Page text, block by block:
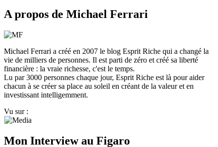
A propos de Michael Ferrari
Michael Ferrari a créé en 2007 le blog Esprit Riche qui a changé la
vie de milliers de personnes. Il est parti de zéro et créé sa liberté
financière : la vraie richesse, c'est le temps.
Lu par 3000 personnes chaque jour, Esprit Riche est là pour aider
chacun à se créer sa place au soleil en créant de la valeur et en
investissant intelligemment.
Vu sur :
Mon Interview au Figaro